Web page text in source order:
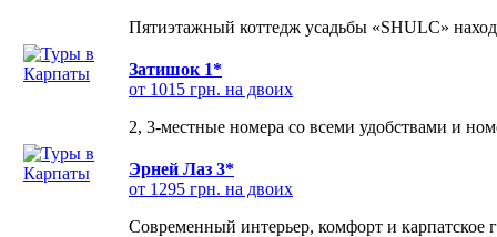
Пятиэтажный коттедж усадьбы «SHULC»
Затишок 1*
от 1015 грн. на двоих
2, 3-местные номера со всеми удобствами и
Эрней Лаз 3*
от 1295 грн. на двоих
Современный интерьер, комфорт и карпатское